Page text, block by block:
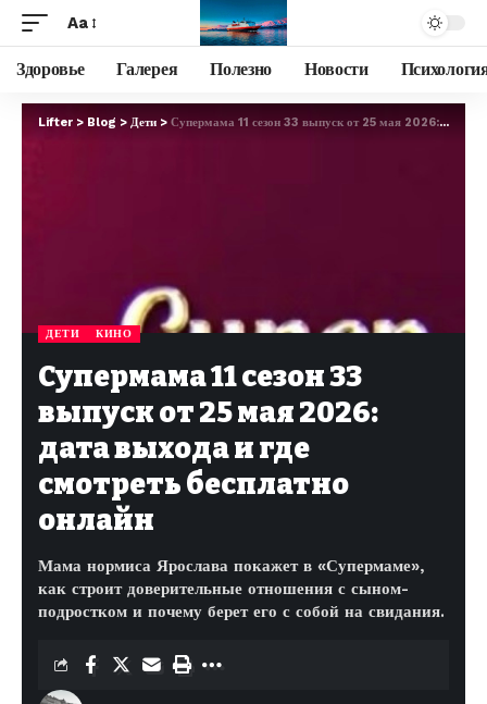
Aa
Здоровье Галерея Полезно Новости
Lifter > Blog > Дети > Супермама 11 сезон 33 выпуск от 25 мая 2026: дата выхода и где смотреть бесплатно онлайн
ДЕТИ КИНО
Супермама 11 сезон 33
выпуск от 25 мая 2026:
дата выхода и где
смотреть бесплатно
онлайн
Мама нормиса Ярослава покажет в «Супермаме»,
как строит доверительные отношения с сыном-
подростком и почему берет его с собой на свидания.